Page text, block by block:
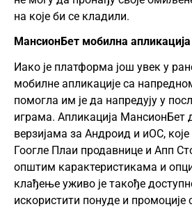
на које би се кладили.
МансионБет мобилна апликација
Иако је платформа још увек у
мобилне апликације са
помогла им је да напредују у
играма. Апликација МансионБет
верзијама за Андроид и иОС, које
Гоогле Плаи продавнице и Апп
општим карактеристикама и
клађење уживо је такође
искористити понуде и промоције